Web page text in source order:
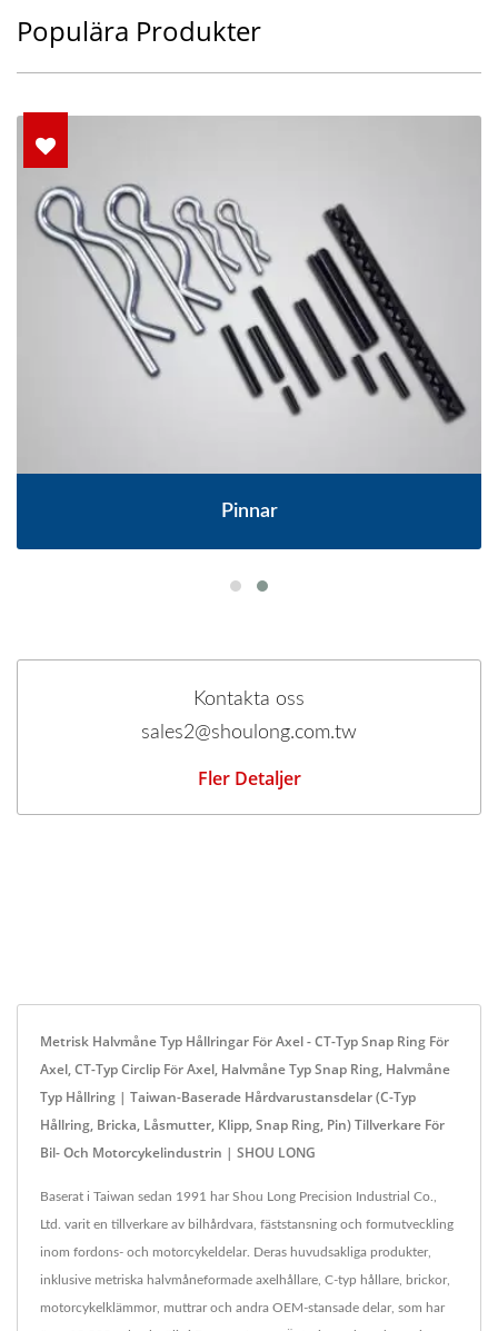
Populära Produkter
Pinnar
Kontakta oss
sales2@shoulong.com.tw
Fler Detaljer
Metrisk Halvmåne Typ Hållringar För Axel - CT-Typ Snap Ring För
Axel, CT-Typ Circlip För Axel, Halvmåne Typ Snap Ring, Halvmåne
Typ Hållring | Taiwan-Baserade Hårdvarustansdelar (C-Typ
Hållring, Bricka, Låsmutter, Klipp, Snap Ring, Pin) Tillverkare För
Bil- Och Motorcykelindustrin | SHOU LONG
Baserat i Taiwan sedan 1991 har Shou Long Precision Industrial Co.,
Ltd. varit en tillverkare av bilhårdvara, fäststansning och formutveckling
inom fordons- och motorcykeldelar. Deras huvudsakliga produkter,
inklusive metriska halvmåneformade axelhållare, C-typ hållare, brickor,
motorcykelklämmor, muttrar och andra OEM-stansade delar, som har